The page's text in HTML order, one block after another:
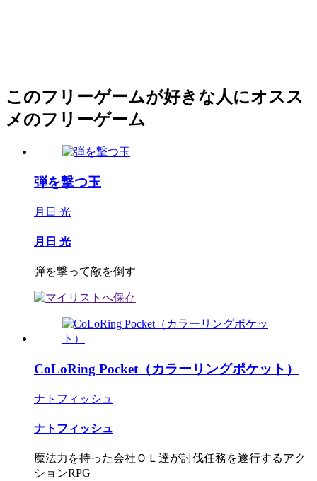
このフリーゲームが好きな人にオスス
メのフリーゲーム
弾を撃つ玉
月日 光
月日 光
弾を撃って敵を倒す
CoLoRing Pocket（カラーリングポケット）
ナトフィッシュ
ナトフィッシュ
魔法力を持った会社ＯＬ達が討伐任務を遂行するアク
ションRPG